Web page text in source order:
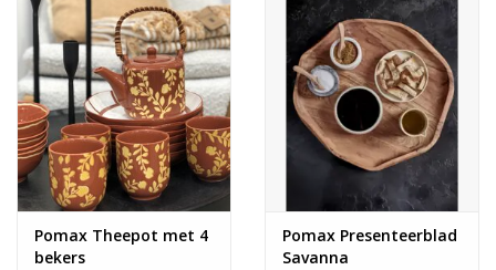
NIEUW!
Sale!
Kleuren
Pomax Theepot met 4
bekers
Pomax Presenteerblad
Savanna